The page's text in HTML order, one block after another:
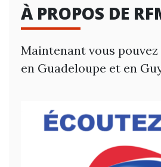
À PROPOS DE
Maintenant vous pouvez
en Guadeloupe et en